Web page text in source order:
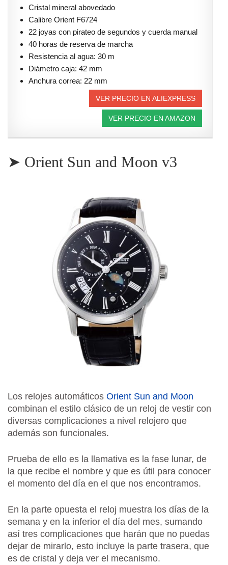
Cristal mineral abovedado
Calibre Orient F6724
22 joyas con pirateo de segundos y cuerda manual
40 horas de reserva de marcha
Resistencia al agua: 30 m
Diámetro caja: 42 mm
Anchura correa: 22 mm
VER PRECIO EN ALIEXPRESS
VER PRECIO EN AMAZON
➤ Orient Sun and Moon v3
Los relojes automáticos Orient Sun and Moon
combinan el estilo clásico de un reloj de vestir con
diversas complicaciones a nivel relojero que
además son funcionales.
Prueba de ello es la llamativa es la fase lunar, de
la que recibe el nombre y que es útil para conocer
el momento del día en el que nos encontramos.
En la parte opuesta el reloj muestra los días de la
semana y en la inferior el día del mes, sumando
así tres complicaciones que harán que no puedas
dejar de mirarlo, esto incluye la parte trasera, que
es de cristal y deja ver el mecanismo.